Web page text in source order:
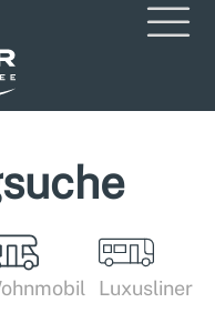
Luxusliner